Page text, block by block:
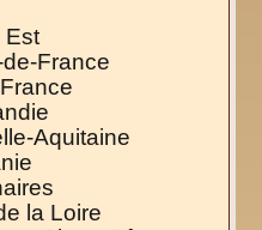
Est
France
Aquitaine
la Loire